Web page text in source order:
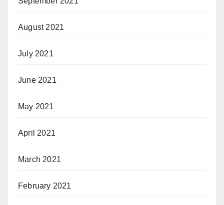
August 2021
July 2021
June 2021
May 2021
April 2021
March 2021
February 2021